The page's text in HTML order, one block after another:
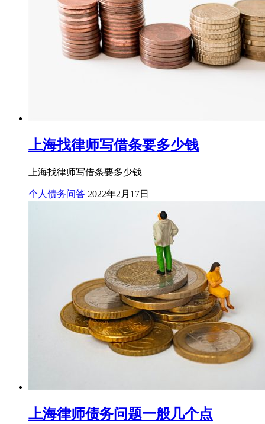
上海找律师写借条要多少钱
上海找律师写借条要多少钱
个人债务问答 2022年2月17日
上海律师债务问题一般几个点